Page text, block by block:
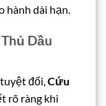
hành dài hạn.
Dầu
đối,Cứu
rõ ràng khi